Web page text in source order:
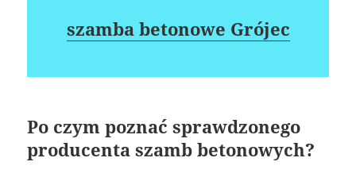
szamba betonowe Grójec
Po czym poznać sprawdzonego
producenta szamb betonowych?